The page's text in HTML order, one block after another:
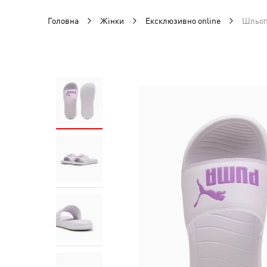
Головна Жінки Ексклюзивно online